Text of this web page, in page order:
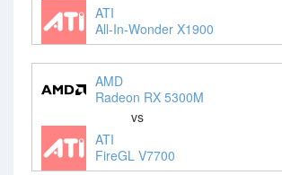
ATI
All-In-Wonder X1900
AMD
Radeon RX 5300M
vs
ATI
FireGL V7700